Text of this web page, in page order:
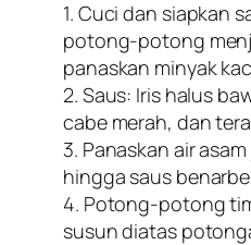
1. Cuci dan siapkan
potong-potong
panaskan minyak
2. Saus: Iris halus
cabe merah, dan
3. Panaskan air
hingga saus
4. Potong-potong
susun diatas